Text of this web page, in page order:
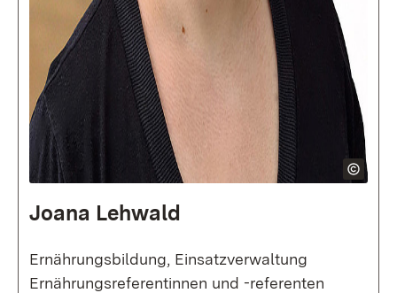
Joana Lehwald
Ernährungsbildung, Einsatzverwaltung
Ernährungsreferentinnen und -referenten